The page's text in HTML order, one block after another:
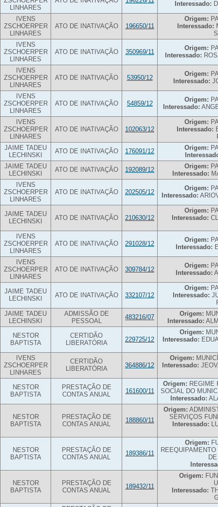
LINHARES
Interessado:
IVENS
ZSCHOERPER
LINHARES
ATO DE INATIVAÇÃO 196650/11
Origem:
Interessado:
IVENS
ZSCHOERPER
LINHARES
ATO DE INATIVAÇÃO 350969/11
Origem:
Interessado:
IVENS
ZSCHOERPER
LINHARES
ATO DE INATIVAÇÃO 53950/12
Origem:
Interessado:
IVENS
ZSCHOERPER
LINHARES
ATO DE INATIVAÇÃO 54859/12
Origem:
Interessado:
IVENS
ZSCHOERPER
LINHARES
ATO DE INATIVAÇÃO 102063/12
Origem:
Interessado:
JAIME TADEU
LECHINSKI
ATO DE INATIVAÇÃO 176091/12 Origem:
JAIME TADEU
LECHINSKI
ATO DE INATIVAÇÃO 192089/12 Origem:
Interessado:
IVENS
ZSCHOERPER
LINHARES
ATO DE INATIVAÇÃO 202505/12
Origem:
Interessado:
JAIME TADEU
LECHINSKI
ATO DE INATIVAÇÃO 210630/12
Origem:
Interessado:
IVENS
ZSCHOERPER
LINHARES
ATO DE INATIVAÇÃO 291028/12
Origem:
Interessado:
IVENS
ZSCHOERPER
LINHARES
ATO DE INATIVAÇÃO 309784/12
Origem:
Interessado:
JAIME TADEU
LECHINSKI
ATO DE INATIVAÇÃO 332107/12
Origem:
Interessado:
JAIME TADEU
LECHINSKI
ADMISSÃO DE
PESSOAL
483216/07 Origem:
Interessado:
NESTOR
BAPTISTA
CERTIDÃO
LIBERATÓRIA
229725/12
Origem:
Interessado:
IVENS
ZSCHOERPER
LINHARES
CERTIDÃO
LIBERATÓRIA
364886/12
Origem:
Interessado:
NESTOR
BAPTISTA
PRESTAÇÃO DE
CONTAS ANUAL
161600/11
Origem: REGIME
SOCIAL DO
Interessado:
NESTOR
BAPTISTA
PRESTAÇÃO DE
CONTAS ANUAL
188860/11
Origem:
SERVIÇOS
Interessado:
NESTOR
BAPTISTA
PRESTAÇÃO DE
CONTAS ANUAL
189386/11
Origem:
NESTOR
BAPTISTA
PRESTAÇÃO DE
CONTAS ANUAL
189432/11
Origem:
Interessado: